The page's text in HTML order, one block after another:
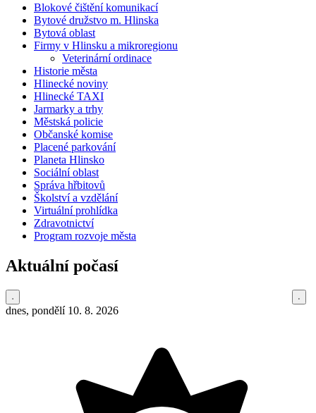
Blokové čištění komunikací
Bytové družstvo m. Hlinska
Bytová oblast
Firmy v Hlinsku a mikroregionu
Veterinární ordinace
Historie města
Hlinecké noviny
Hlinecké TAXI
Jarmarky a trhy
Městská policie
Občanské komise
Placené parkování
Planeta Hlinsko
Sociální oblast
Správa hřbitovů
Školství a vzdělání
Virtuální prohlídka
Zdravotnictví
Program rozvoje města
Aktuální počasí
dnes, pondělí 10. 8. 2026